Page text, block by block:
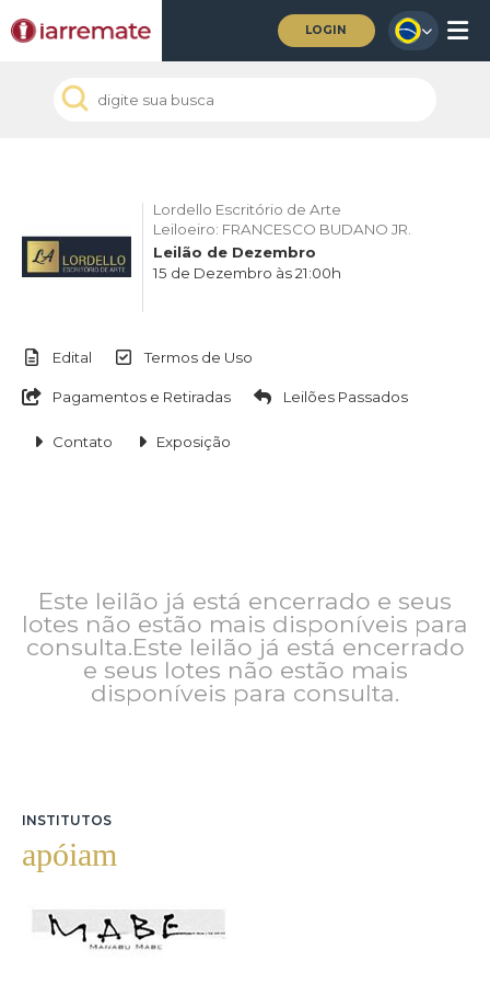
LOGIN
Lordello Escritório de Arte
Leiloeiro: FRANCESCO BUDANO JR.
Leilão de Dezembro
15 de Dezembro às 21:00h
Edital Termos de Uso
Pagamentos e Retiradas Leilões Passados
Contato Exposição
Este leilão já está encerrado e seus
lotes não estão mais disponíveis para
consulta.Este leilão já está encerrado
e seus lotes não estão mais
disponíveis para consulta.
INSTITUTOS
apóiam